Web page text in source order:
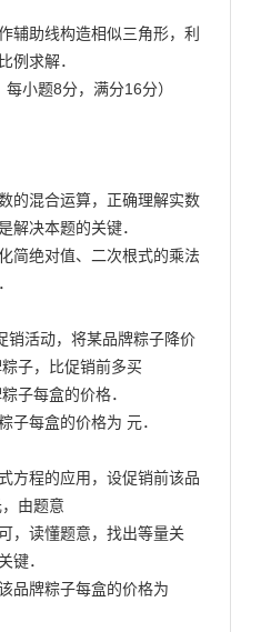
辅助线构造相似三角形，利
例求解．
小题8分，满分16分）
的混合运算，正确理解实数
解决本题的关键．
简绝对值、二次根式的乘法
销活动，将某品牌粽子降价
子，比促销前多买
子每盒的价格．
子每盒的价格为 元．
方程的应用，设促销前该品
由题意
，读懂题意，找出等量关
键．
品牌粽子每盒的价格为